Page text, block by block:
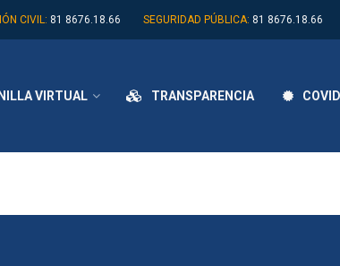
CIVIL: 81 8676.18.66 SEGURIDAD PÚBLICA: 81 8676.18.66
VIRTUAL TRANSPARENCIA